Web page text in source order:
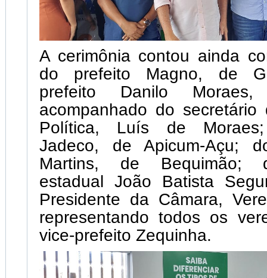
A cerimônia contou ainda
do prefeito Magno, de
prefeito Danilo
acompanhado do secretário
Política, Luís de
Jadeco, de Apicum-Açu;
Martins, de Bequimão;
estadual João Batista
Presidente da Câmara,
representando todos os
vice-prefeito Zequinha.